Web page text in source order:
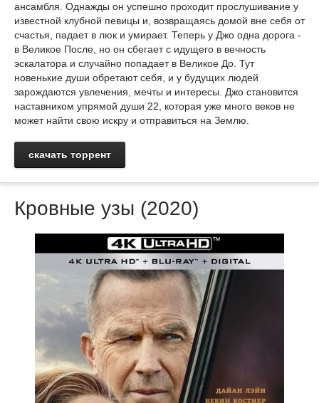
ансамбля. Однажды он успешно проходит прослушивание у
известной клубной певицы и, возвращаясь домой вне себя от
счастья, падает в люк и умирает. Теперь у Джо одна дорога -
в Великое После, но он сбегает с идущего в вечность
эскалатора и случайно попадает в Великое До. Тут
новенькие души обретают себя, и у будущих людей
зарождаются увлечения, мечты и интересы. Джо становится
наставником упрямой души 22, которая уже много веков не
может найти свою искру и отправиться на Землю.
скачать торрент
Кровные узы (2020)